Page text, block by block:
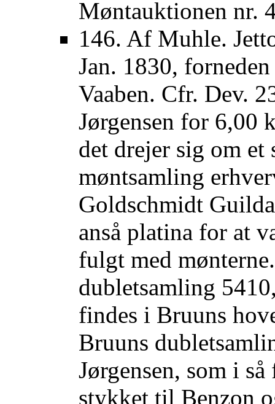
Møntauktionen nr.
146. Af Muhle.
Jan. 1830,
Vaaben. Cfr. Dev.
Jørgensen for 6,00
det drejer sig om et
møntsamling
Goldschmidt
anså platina for at
fulgt med
dubletsamling
findes i Bruuns
Bruuns
Jørgensen, som i
stykket til Benzon